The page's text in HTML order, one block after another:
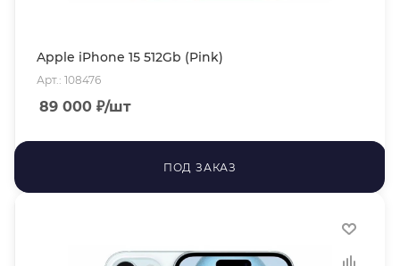
Apple iPhone 15 512Gb (Pink)
Арт.: 108476
89 000 ₽/шт
ПОД ЗАКАЗ